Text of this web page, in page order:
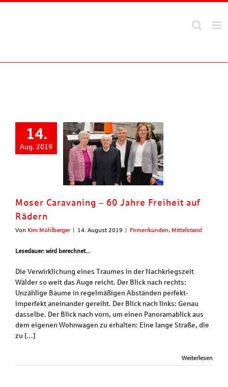
Zum
14.
Aug. 2019
Moser Caravaning – 60 Jahre Freiheit auf
Rädern
Von Kim Mühlberger | 14. August 2019 | Firmenkunden, Mittelstand
Lesedauer: wird berechnet...
Die Verwirklichung eines Traumes in der Nachkriegszeit
Wälder so weit das Auge reicht. Der Blick nach rechts:
Unzählige Bäume in regelmäßigen Abständen perfekt-
imperfekt aneinander gereiht. Der Blick nach links: Genau
dasselbe. Der Blick nach vorn, um einen Panoramablick aus
dem eigenen Wohnwagen zu erhalten: Eine lange Straße, die
zu [...]
Weiterlesen